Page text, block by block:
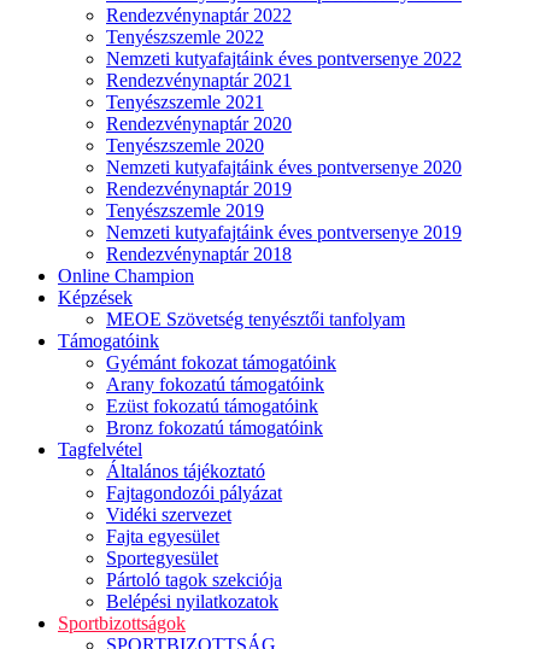
Rendezvénynaptár 2022
Tenyészszemle 2022
Nemzeti kutyafajtáink éves pontversenye 2022
Rendezvénynaptár 2021
Tenyészszemle 2021
Rendezvénynaptár 2020
Tenyészszemle 2020
Nemzeti kutyafajtáink éves pontversenye 2020
Rendezvénynaptár 2019
Tenyészszemle 2019
Nemzeti kutyafajtáink éves pontversenye 2019
Rendezvénynaptár 2018
Online Champion
Képzések
MEOE Szövetség tenyésztői tanfolyam
Támogatóink
Gyémánt fokozat támogatóink
Arany fokozatú támogatóink
Ezüst fokozatú támogatóink
Bronz fokozatú támogatóink
Tagfelvétel
Általános tájékoztató
Fajtagondozói pályázat
Vidéki szervezet
Fajta egyesület
Sportegyesület
Pártoló tagok szekciója
Belépési nyilatkozatok
Sportbizottságok
SPORTBIZOTTSÁG